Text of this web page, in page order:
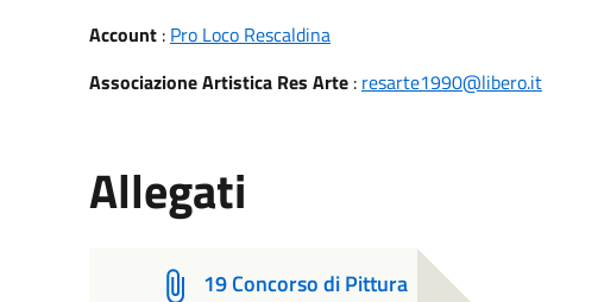
Account: Pro Loco Rescaldina
Associazione Artistica Res Arte: resarte1990@libero.it
Allegati
19 Concorso di Pittura